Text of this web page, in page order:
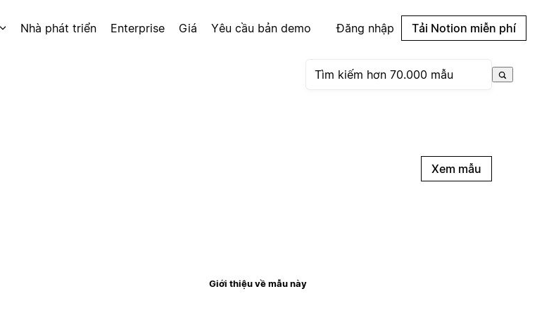
Nhà phát triển Enterprise Giá Yêu cầu bản demo Đăng nhập Tải Notion miễn phí
Xem mẫu
Giới thiệu về mẫu này